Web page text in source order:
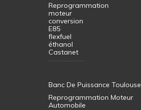
Reprogrammation
moteur
conversion
E85
flexfuel
éthanol
Castanet
Banc De Puissance Toulouse
Reprogrammation Moteur
Automobile